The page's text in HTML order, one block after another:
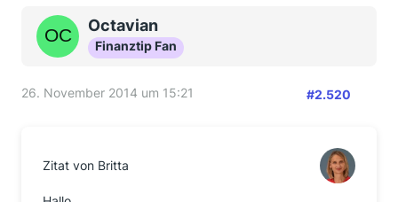
Octavian
Finanztip Fan
26. November 2014 um 15:21 #2.520
Zitat von Britta